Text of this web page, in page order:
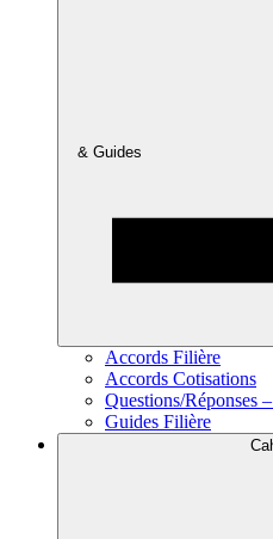
& Guides
Accords Filière
Accords Cotisations
Questions/Réponses
Guides Filière